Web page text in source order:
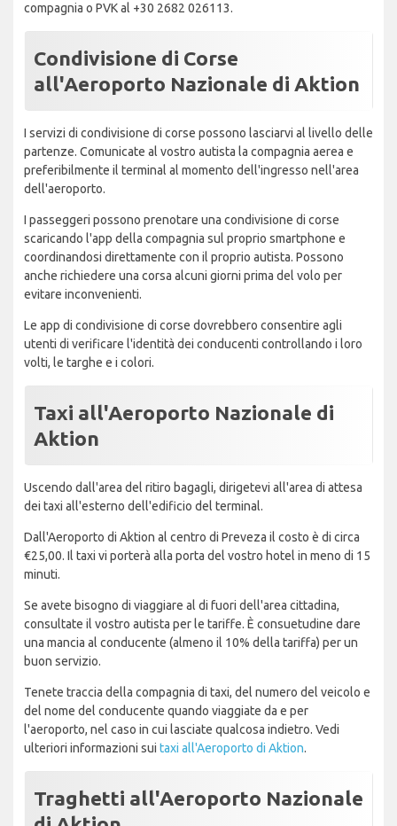
compagnia o PVK al +30 2682 026113.
Condivisione di Corse
all'Aeroporto Nazionale di Aktion
I servizi di condivisione di corse possono lasciarvi al livello delle
partenze. Comunicate al vostro autista la compagnia aerea e
preferibilmente il terminal al momento dell'ingresso nell'area
dell'aeroporto.
I passeggeri possono prenotare una condivisione di corse
scaricando l'app della compagnia sul proprio smartphone e
coordinandosi direttamente con il proprio autista. Possono
anche richiedere una corsa alcuni giorni prima del volo per
evitare inconvenienti.
Le app di condivisione di corse dovrebbero consentire agli
utenti di verificare l'identità dei conducenti controllando i loro
volti, le targhe e i colori.
Taxi all'Aeroporto Nazionale di
Aktion
Uscendo dall'area del ritiro bagagli, dirigetevi all'area di attesa
dei taxi all'esterno dell'edificio del terminal.
Dall'Aeroporto di Aktion al centro di Preveza il costo è di circa
€25,00. Il taxi vi porterà alla porta del vostro hotel in meno di 15
minuti.
Se avete bisogno di viaggiare al di fuori dell'area cittadina,
consultate il vostro autista per le tariffe. È consuetudine dare
una mancia al conducente (almeno il 10% della tariffa) per un
buon servizio.
Tenete traccia della compagnia di taxi, del numero del veicolo e
del nome del conducente quando viaggiate da e per
l'aeroporto, nel caso in cui lasciate qualcosa indietro. Vedi
ulteriori informazioni sui taxi all'Aeroporto di Aktion.
Traghetti all'Aeroporto Nazionale